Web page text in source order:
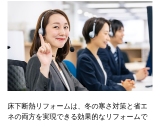
床下断熱リフォームは、冬の寒さ対策と省エ
ネの両方を実現できる効果的なリフォームで